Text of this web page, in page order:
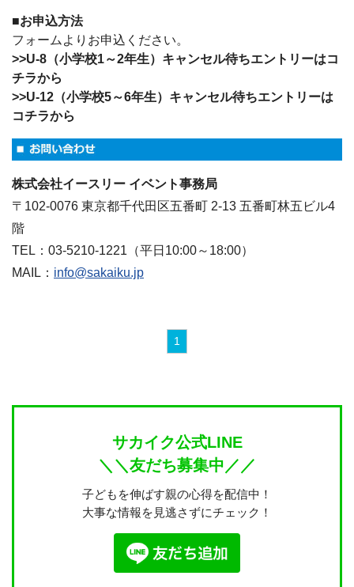
■お申込方法
フォームよりお申込ください。
>>U-8（小学校1～2年生）キャンセル待ちエントリーはコ
チラから
>>U-12（小学校5～6年生）キャンセル待ちエントリーは
コチラから
株式会社イースリー イベント事務局
〒102-0076 東京都千代田区五番町 2-13 五番町林五ビル4
階
TEL：03-5210-1221（平日10:00～18:00）
MAIL： info@sakaiku.jp
1
サカイク公式LINE
＼＼友だち募集中／／
子どもを伸ばす親の心得を配信中！
大事な情報を見逃さずにチェック！